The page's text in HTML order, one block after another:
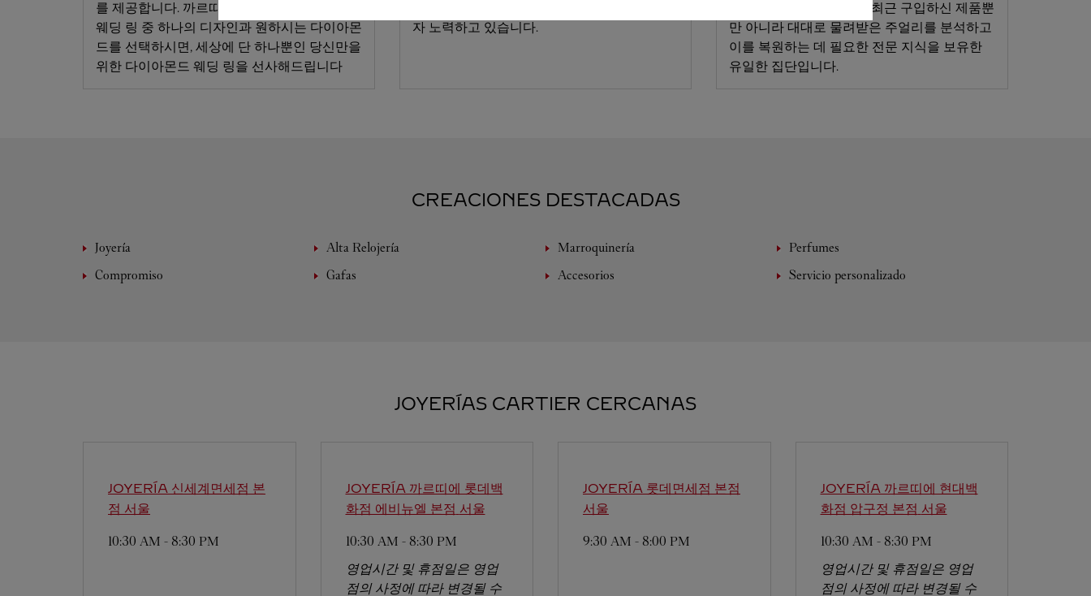
를 제공합니다. 까르띠에의 특별한 다이아몬드
웨딩 링 중 하나의 디자인과 원하시는 다이아몬
드를 선택하시면, 세상에 단 하나뿐인 당신만을
위한 다이아몬드 웨딩 링을 선사해드립니다
자 노력하고 있습니다.
요. 까르띠에 전문가들은 최근 구입하신 제품뿐
만 아니라 대대로 물려받은 주얼리를 분석하고
이를 복원하는 데 필요한 전문 지식을 보유한
유일한 집단입니다.
CREACIONES DESTACADAS
Joyería Alta Relojería Marroquinería
Perfumes
Compromiso
Gafas Accesorios Servicio personalizado
JOYERÍAS CARTIER CERCANAS
JOYERÍA 신세계면세점 본
점 서울
10:30 AM - 8:30 PM
JOYERÍA 까르띠에 롯데백
화점 에비뉴엘 본점 서울
10:30 AM - 8:30 PM
영업시간 및 휴점일은 영업
점의 사정에 따라 변경될 수
JOYERÍA 롯데면세점 본점
서울
9:30 AM - 8:00 PM
JOYERÍA 까르띠에 현대백
화점 압구정 본점 서울
10:30 AM - 8:30 PM
영업시간 및 휴점일은 영업
점의 사정에 따라 변경될 수